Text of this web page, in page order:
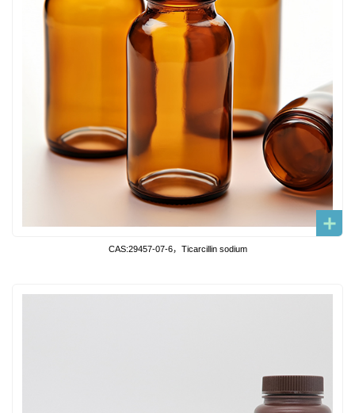
CAS:29457-07-6，Ticarcillin sodium